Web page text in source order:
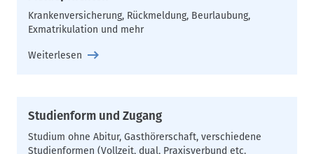
Krankenversicherung, Rückmeldung, Beurlaubung,
Exmatrikulation und mehr
Weiterlesen
Studienform und Zugang
Studium ohne Abitur, Gasthörerschaft, verschiedene
Studienformen (Vollzeit, dual, Praxisverbund etc.